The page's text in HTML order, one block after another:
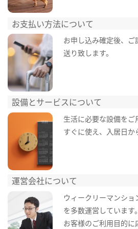
お支払い方法について
お申し込み確定後、
送り致します。
設備とサービスについて
生活に必要な設備を
すぐに使え、入居日か
運営会社について
ウィークリーマンシ
を多数運営しています。
お客様のご利用目的